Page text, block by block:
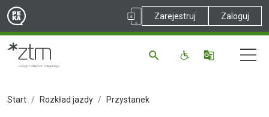
Zarejestruj Zaloguj
Start Rozkład jazdy Przystanek